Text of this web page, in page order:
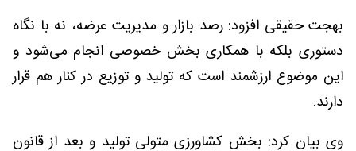
بهجت حقیقی افزود: رصد بازار و مدیریت عرضه، نه با نگاه
دستوری بلکه با همکاری بخش خصوصی انجام می‌شود و
این موضوع ارزشمند است که تولید و توزیع در کنار هم قرار
دارند.
وی بیان کرد: بخش کشاورزی متولی تولید و بعد از قانون